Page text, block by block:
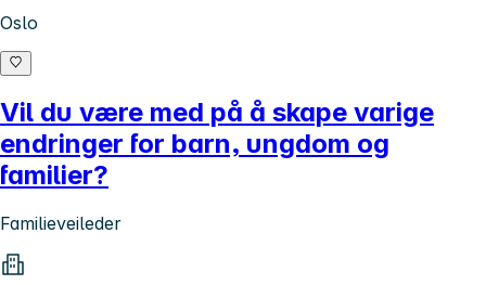
Oslo
Vil du være med på å skape varige
endringer for barn, ungdom og
familier?
Familieveileder